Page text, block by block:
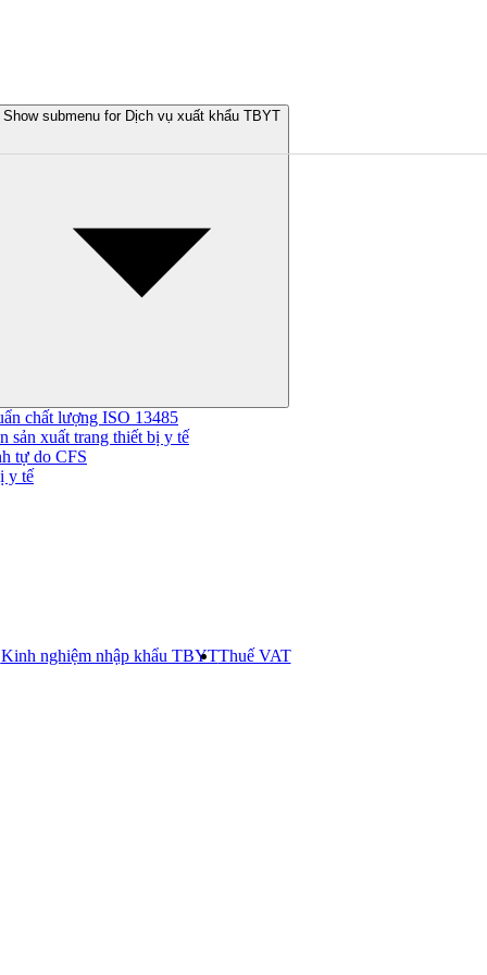
Show submenu for Dịch vụ xuất khẩu TBYT
chất lượng ISO 13485
sản xuất trang thiết bị y tế
tự do CFS
y tế
Kinh nghiệm nhập khẩu TBYTThuế VAT